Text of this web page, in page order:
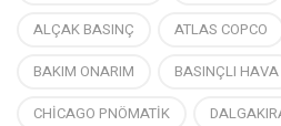
ALÇAK BASINÇ
ATLAS COPCO
BAKIM ONARIM
BASINÇLI HAVA
CHİCAGO PNÖMATİK